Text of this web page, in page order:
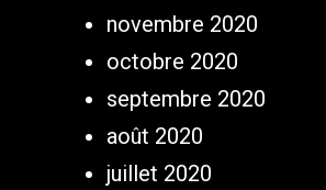
novembre 2020
octobre 2020
septembre 2020
août 2020
juillet 2020